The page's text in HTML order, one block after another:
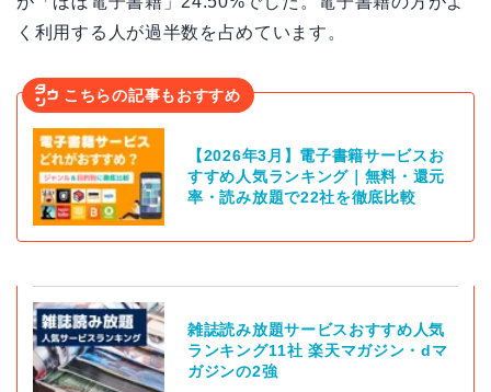
く利用する人が過半数を占めています。
こちらの記事もおすすめ
【2026年3月】電子書籍サービスお
すすめ人気ランキング｜無料・還元
率・読み放題で22社を徹底比較
雑誌読み放題サービスおすすめ人気
ランキング11社 楽天マガジン・dマ
ガジンの2強